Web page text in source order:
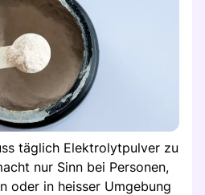
täglich Elektrolytpulver zu
nur Sinn bei Personen,
oder in heisser Umgebung